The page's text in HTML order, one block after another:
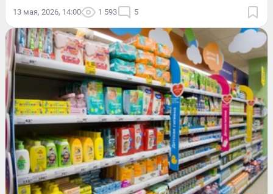
13 мая, 2026, 14:00 1 593 5